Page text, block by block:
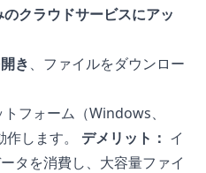
クラウドサービスにアッ
き、ファイルをダウンロー
フォーム（Windows、
します。 デメリット： イ
タを消費し、大容量ファイ